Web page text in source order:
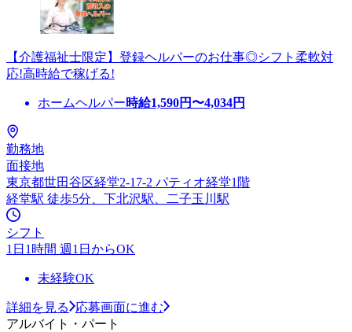
【介護福祉士限定】登録ヘルパーのお仕事◎シフト柔軟対
応!高時給で稼げる!
ホームヘルパー時給1,590円〜4,034円
勤務地
面接地
東京都世田谷区経堂2-17-2 パティオ経堂1階
経堂駅 徒歩5分、下北沢駅、二子玉川駅
シフト
1日1時間 週1日からOK
未経験OK
詳細を見る
応募画面に進む
アルバイト・パート